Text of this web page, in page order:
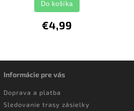
€4,99
Do košíka
Informácie pre vás
Doprava a platba
Sledovanie trasy zásielky